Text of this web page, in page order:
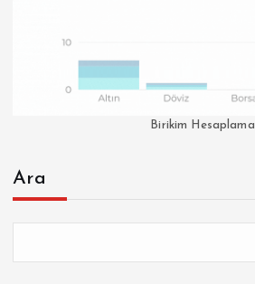
Birikim Hesaplama
Ara